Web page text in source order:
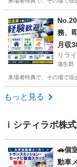
務、
む場
部品
月収
リラ
蒲生郡
来場者特典で、その場で
滋賀 蒲生郡
もっと見る
ｉシティラボ株
🚗個
動車